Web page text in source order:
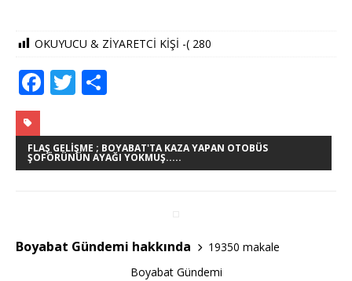
OKUYUCU & ZİYARETCİ KİŞİ -( 280
F
c
e
o
k
T
it
te
ar
e
FLAŞ GELIŞME ; BOYABAT'TA KAZA YAPAN OTOBÜS
ŞOFÖRÜNÜN AYAĞI YOKMUŞ.....
Boyabat Gündemi hakkında
19350 makale
Boyabat Gündemi